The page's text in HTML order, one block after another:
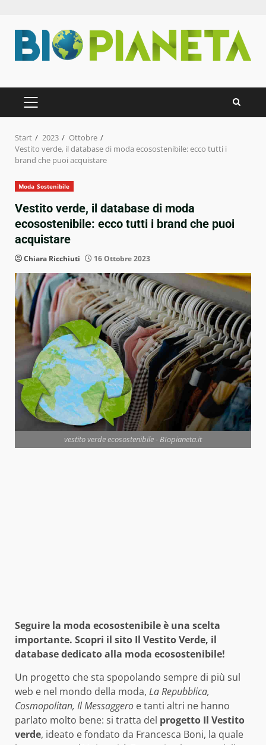
Inhalt
springen
PRIMÄRES
MENÜ
Start 2023
Ottobre
Vestito verde, il database di moda ecosostenibile: ecco tutti i
brand che puoi acquistare
Moda Sostenibile
Vestito verde, il database di moda
ecosostenibile: ecco tutti i brand che puoi
acquistare
Chiara Ricchiuti 16 Ottobre 2023
vestito verde ecosostenibile - BIopianeta.it
Seguire la moda ecosostenibile è una scelta
importante. Scopri il sito Il Vestito Verde, il
database dedicato alla moda ecosostenibile!
Un progetto che sta spopolando sempre di più sul
web e nel mondo della moda, La Repubblica,
Cosmopolitan, Il Messaggero e tanti altri ne hanno
parlato molto bene: si tratta del progetto Il Vestito
verde, ideato e fondato da Francesca Boni, la quale